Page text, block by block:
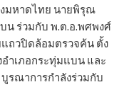
มหาดไทย นายพิรุณ
น ร่วมกับ พ.ต.อ.พศพงศ์
ถวปิดล้อมตรวจค้น ตั้ง
ำเภอกระทุ่มแบน และ
รณาการกำลังร่วมกับ